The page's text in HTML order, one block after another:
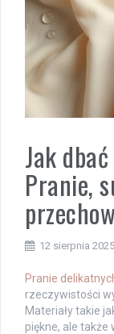
Jak
Pranie,
12 sierpnia 2025
Pranie
rzeczywistości
Materiały takie
piękne, ale także